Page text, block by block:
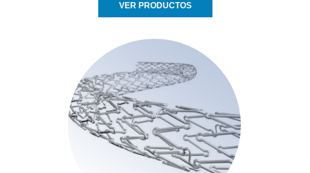
VER PRODUCTOS